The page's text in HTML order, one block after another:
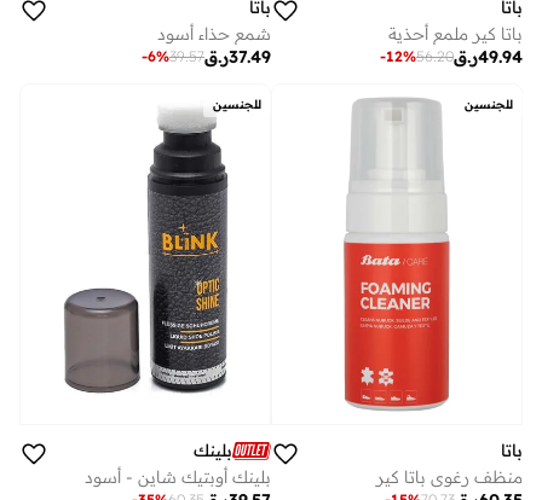
باتا
باتا كير ملمع أحذية
ر.ق49.94
56.20
-12%
باتا
شمع حذاء أسود
ر.ق37.49
39.57
-6%
للجنسين
باتا
منظف رغوي باتا كير
للجنسين
بلينك
بلينك أوبتيك شاين - أسود